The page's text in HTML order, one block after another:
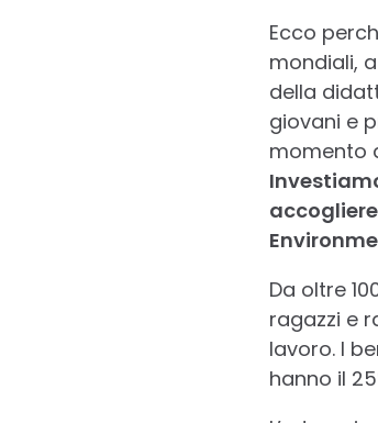
Ecco
mondiali,
della
giovani e
momento
Da oltre
ragazzi e
lavoro. I
hanno il